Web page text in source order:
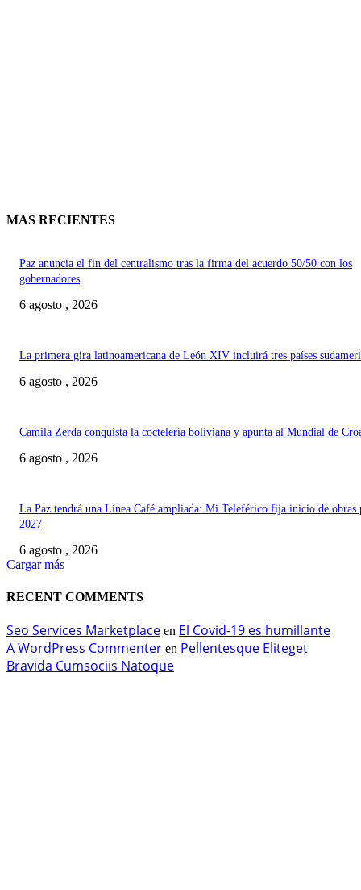
MAS RECIENTES
Paz anuncia el fin del centralismo tras la firma del acuerdo 50/50 con los
gobernadores
6 agosto , 2026
La primera gira latinoamericana de León XIV incluirá tres países
6 agosto , 2026
Camila Zerda conquista la coctelería boliviana y apunta al Mundial de
6 agosto , 2026
La Paz tendrá una Línea Café ampliada: Mi Teleférico fija inicio de obras
2027
6 agosto , 2026
Cargar más
RECENT COMMENTS
Seo Services Marketplace en El Covid-19 es humillante
A WordPress Commenter en Pellentesque Eliteget
Bravida Cumsociis Natoque